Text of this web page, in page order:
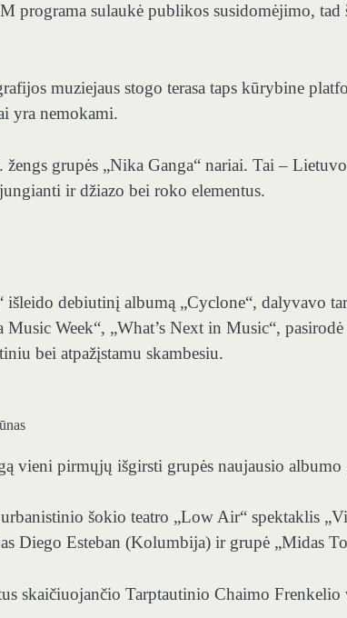
programa sulaukė publikos susidomėjimo, tad
muziejaus stogo terasa taps kūrybine
yra nemokami.
grupės „Nika Ganga“ nariai. Tai –
ir džiazo bei roko elementus.
išleido debiutinį albumą „Cyclone“, dalyvavo
Week“, „What’s Next in Music“,
bei atpažįstamu skambesiu.
vieni pirmųjų išgirsti grupės naujausio albumo
šokio teatro „Low Air“ spektaklis
Diego Esteban (Kolumbija) ir grupė „Midas
skaičiuojančio Tarptautinio Chaimo Frenkelio